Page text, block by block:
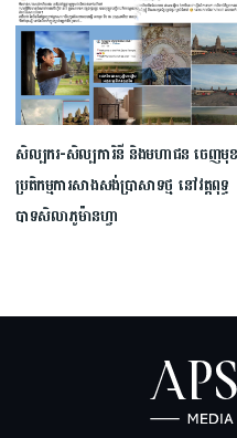
សិល្បករ-សិល្បការិនី និងមហាជន ចេញមុខ
ប្រតិកម្មការសាងសង់ប្រាសាទថ្ម នៅវត្តពុទ្ធ
បាទសិលាភូម៉ានហ្វា